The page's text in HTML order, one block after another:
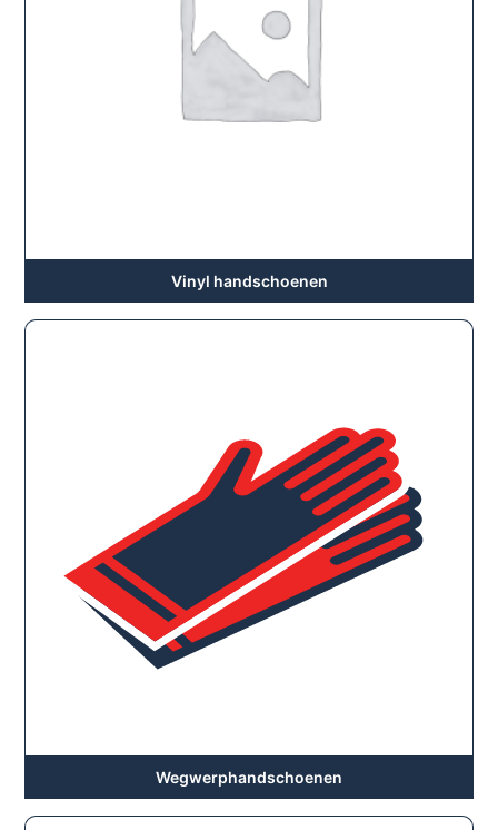
Vinyl handschoenen
Wegwerphandschoenen